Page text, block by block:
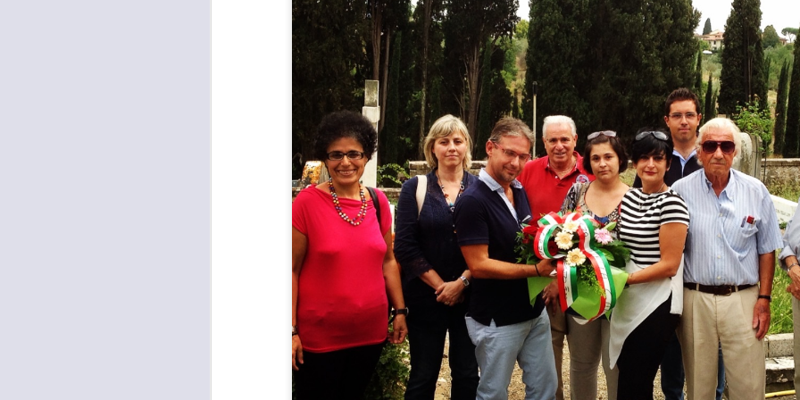
IMPRESA
LAVORI FIPILI, L’ULTIMA TEGOLA: L’INTERVENTO NON PREVEDE
PER AVR ALCUN UTILE DI IMPRESA
“Durante la seduta di mercoledì 28 luglio, del Consiglio metropolitano si
è tornati a discutere della Fipili autorizzando l’intervento di somma
urgenza per il ripristino dell’arteria, dopo lo smottamento avvenuto in via
di Carcheri a Lastra a Signa.
AUG
26
IN 3 ANNI IL CONSIGLIO COMUNALE HA
APPROVATO OLTRE 20 MOZIONI DI FORZA ITALIA.
GANDOLA: ANCHE DALL’OPPOSIZIONE SI HA
POSSIBILITA’ DI INCIDERE
IN 3 ANNI IL CONSIGLIO COMUNALE HA APPROVATO OLTRE 20
MOZIONI DI FORZA ITALIA. GANDOLA: ANCHE
DALL’OPPOSIZIONE SI HA POSSIBILITA’ DI INCIDERE PURCHE’
SI ABBIANO IDEE E PROPOSTE CONCRETE.
AUG RACCOLTA FIRME CONTRO LA CACCIA,